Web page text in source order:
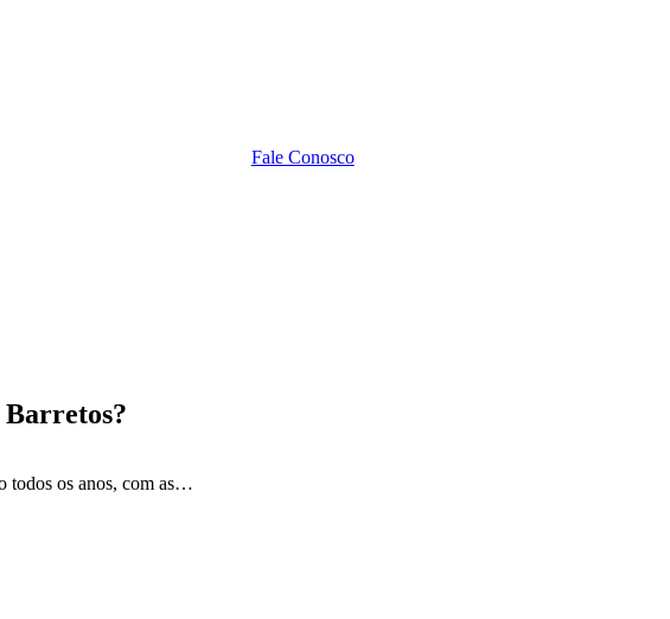
Fale Conosco
Barretos?
todos os anos, com as…